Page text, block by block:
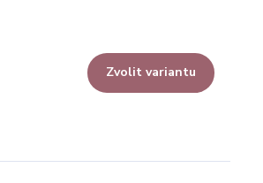
Zvolit variantu